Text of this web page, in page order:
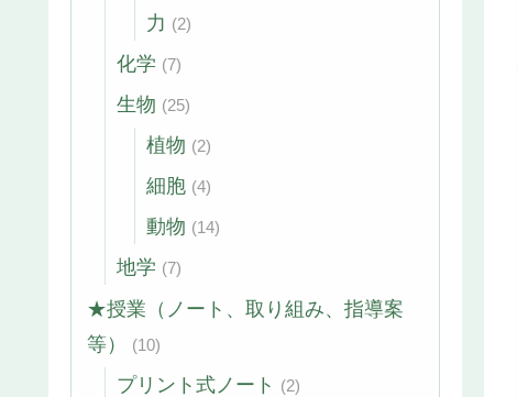
力 (2)
化学 (7)
生物 (25)
植物 (2)
細胞 (4)
動物 (14)
地学 (7)
★授業（ノート、取り組み、指導案
等）
(10)
プリント式ノート (2)